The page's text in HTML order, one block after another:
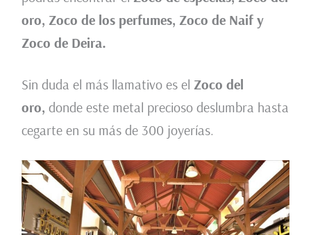
oro, Zoco de los perfumes, Zoco de Naif y
Zoco de Deira.
Sin duda el más llamativo es el Zoco del
oro, donde este metal precioso deslumbra hasta
cegarte en su más de 300 joyerías.